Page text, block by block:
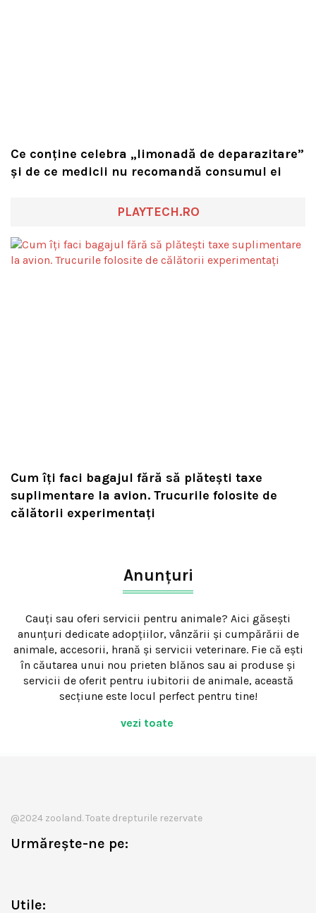
Ce conține celebra „limonadă de deparazitare”
și de ce medicii nu recomandă consumul ei
PLAYTECH.RO
Cum îți faci bagajul fără să plătești taxe
suplimentare la avion. Trucurile folosite de
călătorii experimentați
Anunțuri
Cauți sau oferi servicii pentru animale? Aici găsești
anunțuri dedicate adopțiilor, vânzării și cumpărării de
animale, accesorii, hrană și servicii veterinare. Fie că ești
în căutarea unui nou prieten blănos sau ai produse și
servicii de oferit pentru iubitorii de animale, această
secțiune este locul perfect pentru tine!
vezi toate
@2024 zooland. Toate drepturile rezervate
Urmărește-ne pe:
Utile: